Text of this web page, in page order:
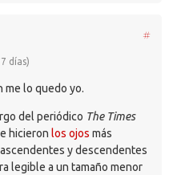
#
días)
me lo quedo yo.
del periódico The Times
hicieron los ojos más
y descendentes
legible a un tamaño menor